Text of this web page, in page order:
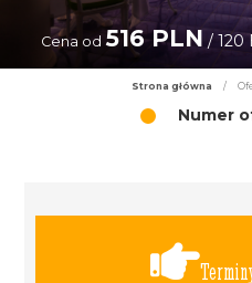
Cena od 516 PLN/ 120
Strona główna /
Numer